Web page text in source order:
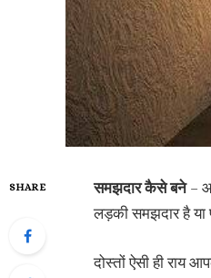
SHARE समझदार कैसे बने–
लड़की समझदार है या
दोस्तों ऐसी ही राय